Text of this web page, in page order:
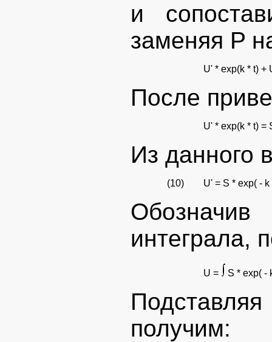
и
заменяя P
U' * exp(k * t) +
После
U' * exp(k * t) =
Из данного
(10) U' = S * exp( - k
интеграла,
U = S * exp( -
получим: